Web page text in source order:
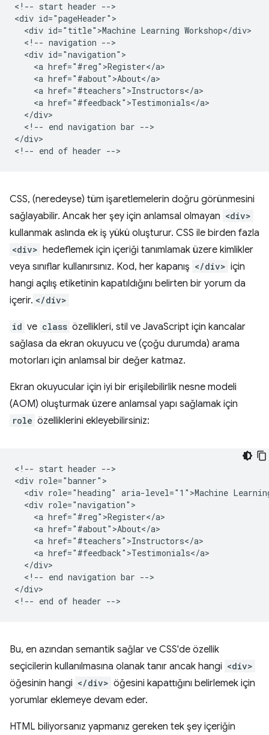
<!-- start header -->
<div id="pageHeader">
  <div id="title">Machine Learning Workshop</div>
  <!-- navigation -->
  <div id="navigation">
    <a href="#reg">Register</a>
    <a href="#about">About</a>
    <a href="#teachers">Instructors</a>
    <a href="#feedback">Testimonials</a>
  </div>
  <!-- end navigation bar -->
</div>
CSS, (neredeyse) tüm işaretlemelerin doğru görünmesini
sağlayabilir. Ancak her şey için anlamsal olmayan <div>
kullanmak aslında ek iş yükü oluşturur. CSS ile birden fazla
<div> hedeflemek için içeriği tanımlamak üzere kimlikler
veya sınıflar kullanırsınız. Kod, her kapanış </div> için
hangi açılış etiketinin kapatıldığını belirten bir yorum da
içerir. </div>
id ve class özellikleri, stil ve JavaScript için kancalar
sağlasa da ekran okuyucu ve (çoğu durumda) arama
motorları için anlamsal bir değer katmaz.
Ekran okuyucular için iyi bir erişilebilirlik nesne modeli
(AOM) oluşturmak üzere anlamsal yapı sağlamak için
role özelliklerini ekleyebilirsiniz:
<!-- start header -->
<div role="banner">
<div role="heading" aria-level="1">Machine
  <div role="navigation">
    <a href="#reg">Register</a>
    <a href="#about">About</a>
    <a href="#teachers">Instructors</a>
    <a href="#feedback">Testimonials</a>
  </div>
  <!-- end navigation bar -->
</div>
Bu, en azından semantik sağlar ve CSS'de özellik
seçicilerin kullanılmasına olanak tanır ancak hangi <div>
öğesinin hangi </div> öğesini kapattığını belirlemek için
yorumlar eklemeye devam eder.
HTML biliyorsanız yapmanız gereken tek şey içeriğin